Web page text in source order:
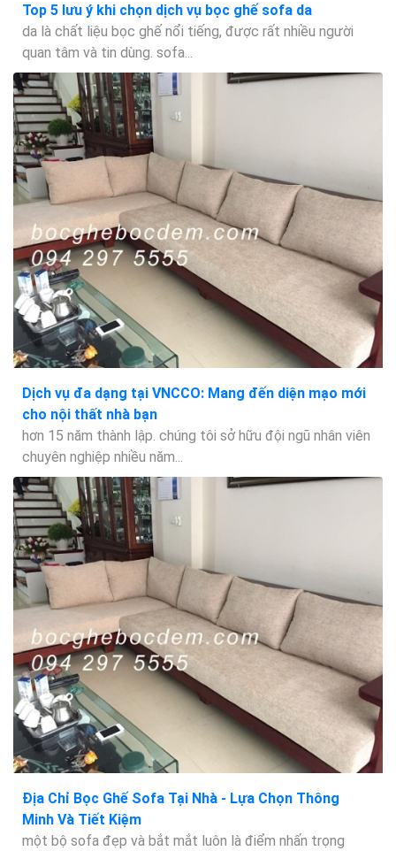
Top 5 lưu ý khi chọn dịch vụ bọc ghế sofa da
da là chất liệu bọc ghế nổi tiếng, được rất nhiều người
quan tâm và tin dùng. sofa...
Dịch vụ đa dạng tại VNCCO: Mang đến diện mạo mới
cho nội thất nhà bạn
hơn 15 năm thành lập. chúng tôi sở hữu đội ngũ nhân viên
chuyên nghiệp nhiều năm...
Địa Chỉ Bọc Ghế Sofa Tại Nhà - Lựa Chọn Thông
Minh Và Tiết Kiệm
một bộ sofa đẹp và bắt mắt luôn là điểm nhấn trọng